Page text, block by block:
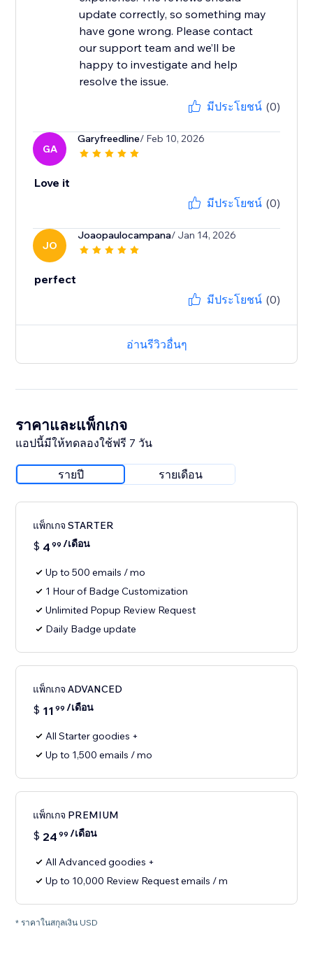
update correctly, so something may
have gone wrong. Please contact
our support team and we’ll be
happy to investigate and help
resolve the issue.
มีประโยชน์ (0)
GA
Garyfreedline/ Feb 10, 2026
Love it
มีประโยชน์ (0)
JO
Joaopaulocampana/ Jan 14, 2026
perfect
มีประโยชน์ (0)
อ่านรีวิวอื่นๆ
ราคาและแพ็กเกจ
แอปนี้มีให้ทดลองใช้ฟรี 7 วัน
รายปี รายเดือน
แพ็กเกจ STARTER
$ 4 99 /เดือน
Up to 500 emails / mo
1 Hour of Badge Customization
Unlimited Popup Review Request
Daily Badge update
แพ็กเกจ ADVANCED
$ 11 99 /เดือน
All Starter goodies +
Up to 1,500 emails / mo
แพ็กเกจ PREMIUM
$ 24 99 /เดือน
All Advanced goodies +
Up to 10,000 Review Request emails / m
* ราคาในสกุลเงิน USD